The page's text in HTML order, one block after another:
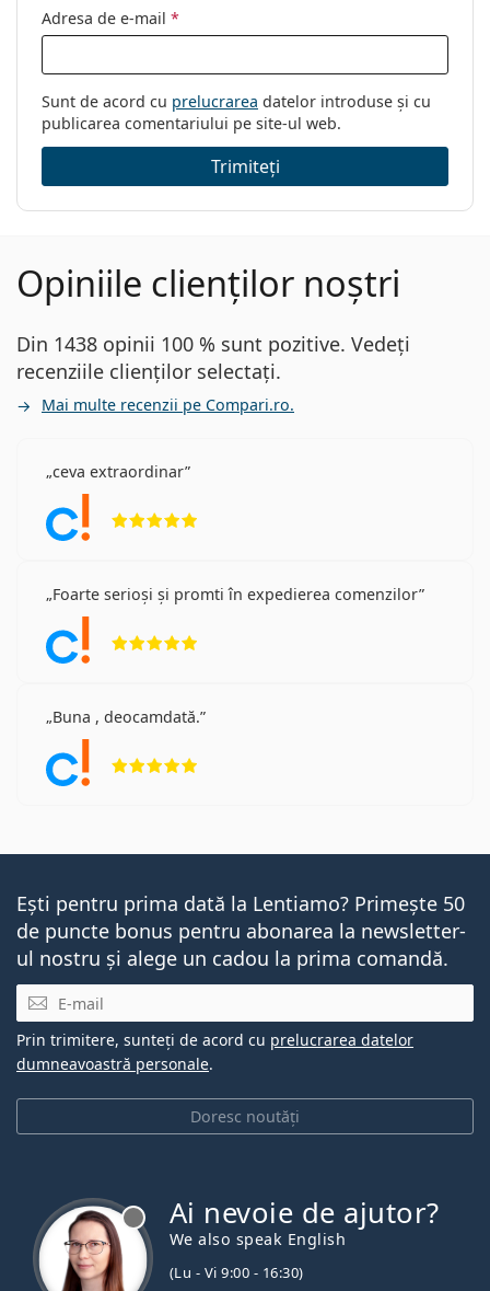
Adresa de e-mail *
Sunt de acord cu prelucrarea datelor introduse și cu
publicarea comentariului pe site-ul web.
Trimiteți
Opiniile clienților noștri
Din 1438 opinii 100 % sunt pozitive. Vedeți
recenziile clienților selectați.
Mai multe recenzii pe Compari.ro.
ceva extraordinar
Foarte serioși și promti în expedierea comenzilor
Buna , deocamdată.
Ești pentru prima dată la Lentiamo? Primește 50
de puncte bonus pentru abonarea la newsletter-
ul nostru și alege un cadou la prima comandă.
E-mail
Doresc noutăți
Prin trimitere, sunteți de acord cu prelucrarea datelor
dumneavoastră personale.
Ai nevoie de ajutor?
We also speak English
(Lu - Vi 9:00 - 16:30)